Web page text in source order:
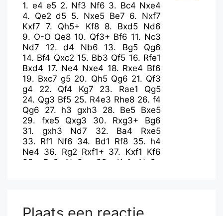
1. e4 e5 2. Nf3 Nf6 3. Bc4 Nxe4
4. Qe2 d5 5. Nxe5 Be7 6. Nxf7
Kxf7
7. Qh5+ Kf8 8. Bxd5
Nd6
9. O-O Qe8 10. Qf3+ Bf6 11. Nc3
Nd7
12. d4 Nb6 13. Bg5
Qg6
14. Bf4 Qxc2 15. Bb3 Qf5 16. Rfe1
Bxd4 17. Ne4 Nxe4 18. Rxe4 Bf6
19. Bxc7 g5 20. Qh5 Qg6 21. Qf3
g4
22. Qf4 Kg7 23. Rae1
Qg5
24. Qg3 Bf5 25. R4e3 Rhe8 26. f4
Qg6
27. h3 gxh3 28. Be5 Bxe5
29. fxe5 Qxg3 30. Rxg3+
Bg6
31. gxh3 Nd7 32. Ba4
Rxe5
33. Rf1 Nf6 34. Bd1 Rf8 35. h4
Ne4 36. Rg2 Rxf1+ 37. Kxf1 Kf6
38. Bc2 Ng3+ 39. Kg1
Ne2+